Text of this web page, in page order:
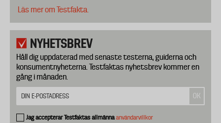
Läs mer om Testfakta.
NYHETSBREV
Håll dig uppdaterad med senaste testerna, guiderna och
konsumentnyheterna. Testfaktas nyhetsbrev kommer en
gång i månaden.
Jag accepterar Testfaktas allmännaanvändarvillkor